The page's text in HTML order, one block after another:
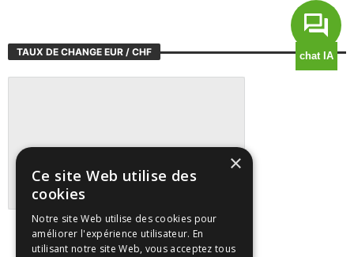
TAUX DE CHANGE EUR / CHF
Suivre tous les marchés sur TradingView
×
Ce site Web utilise des
cookies
Notre site Web utilise des cookies pour
améliorer l'expérience utilisateur. En
utilisant notre site Web, vous acceptez tous